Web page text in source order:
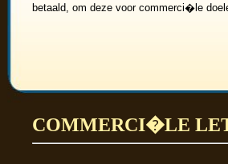
betaald, om deze voor commerci�le
COMMERCI�LE